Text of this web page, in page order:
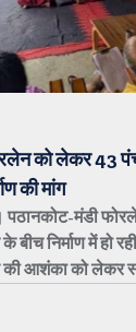
को लेकर 43
की मांग
मंडी
बीच निर्माण में हो
आशंका को लेकर